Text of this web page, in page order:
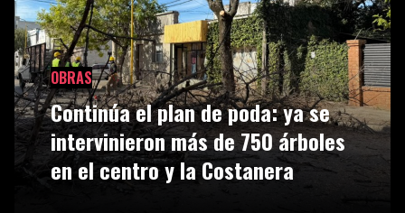
OBRAS
Continúa el plan de poda: ya se
intervinieron más de 750 árboles
en el centro y la Costanera